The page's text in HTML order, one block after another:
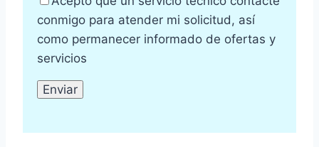
conmigo para atender mi solicitud, así
como permanecer informado de ofertas y
servicios